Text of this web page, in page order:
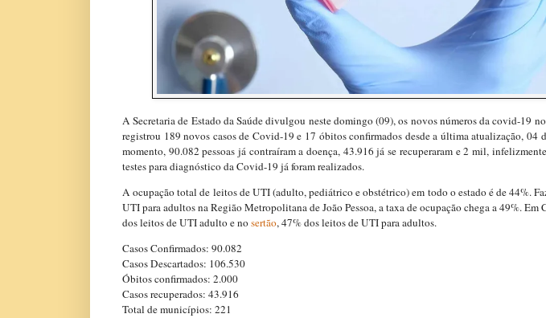
A Secretaria de Estado da Saúde divulgou neste domingo (09), os novos números da covid-19
registrou 189 novos casos de Covid-19 e 17 óbitos confirmados desde a última atualização, 04
momento, 90.082 pessoas já contraíram a doença, 43.916 já se recuperaram e 2 mil,
testes para diagnóstico da Covid-19 já foram realizados.
A ocupação total de leitos de UTI (adulto, pediátrico e obstétrico) em todo o estado é de 44%.
UTI para adultos na Região Metropolitana de João Pessoa, a taxa de ocupação chega a 49%. Em
dos leitos de UTI adulto e nosertão, 47% dos leitos de UTI para adultos.
Casos Confirmados: 90.082
Casos Descartados: 106.530
Óbitos confirmados: 2.000
Casos recuperados: 43.916
Total de municípios: 221